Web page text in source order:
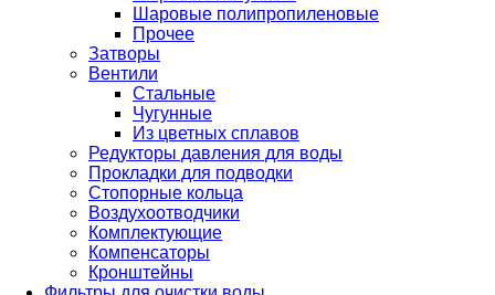
Шаровые полипропиленовые
Прочее
Затворы
Вентили
Стальные
Чугунные
Из цветных сплавов
Редукторы давления для воды
Прокладки для подводки
Стопорные кольца
Воздухоотводчики
Комплектующие
Компенсаторы
Кронштейны